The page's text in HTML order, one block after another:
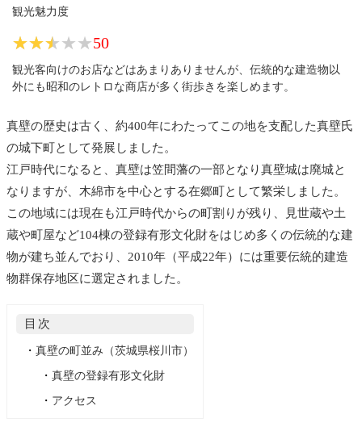
観光魅力度
★★★★★
★★★★★50
観光客向けのお店などはあまりありませんが、伝統的な建造物以
外にも昭和のレトロな商店が多く街歩きを楽しめます。
真壁の歴史は古く、約400年にわたってこの地を支配した真壁氏
の城下町として発展しました。
江戸時代になると、真壁は笠間藩の一部となり真壁城は廃城と
なりますが、木綿市を中心とする在郷町として繁栄しました。
この地域には現在も江戸時代からの町割りが残り、見世蔵や土
蔵や町屋など104棟の登録有形文化財をはじめ多くの伝統的な建
物が建ち並んでおり、2010年（平成22年）には重要伝統的建造
物群保存地区に選定されました。
目次
・ 真壁の町並み（茨城県桜川市）
・ 真壁の登録有形文化財
・ アクセス